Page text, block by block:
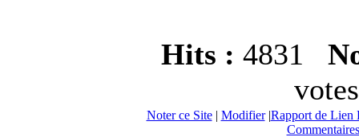
Hits : 4831
Noter ce Site| Modifier|Rapport de Lien